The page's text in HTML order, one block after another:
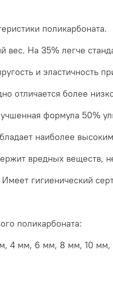
поликарбоната.
вес. На 35% легче
и эластичность
отличается более
формула 50%
наиболее
вредных веществ,
гигиенический
поликарбоната:
4 мм, 6 мм, 8 мм, 10 мм,